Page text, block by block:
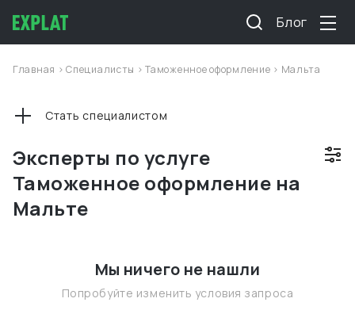
Блог
Главная >Специалисты >Таможенное оформление > Мальта
Эксперты по услуге
Таможенное оформление на
Мальте
Стать специалистом
Мы ничего не нашли
Попробуйте изменить условия запроса